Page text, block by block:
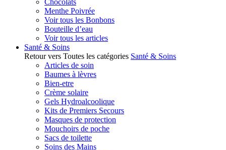
Chocolats
Menthe Poivrée
Voir tous les Bonbons
Bouteille d’eau
Voir tous les articles
Santé & Soins
Retour vers Toutes les catégories Santé & Soins
Articles de soin
Baumes à lèvres
Bien-etre
Crème solaire
Gels Hydroalcoolique
Kits de Premiers Secours
Masques de protection
Mouchoirs de poche
Sacs de toilette
Soins des Mains